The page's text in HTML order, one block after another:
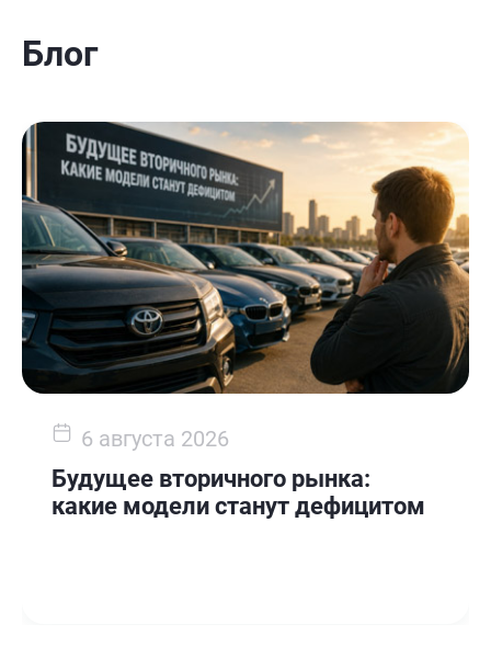
Блог
6 августа 2026
Будущее вторичного рынка:
какие модели станут дефицитом